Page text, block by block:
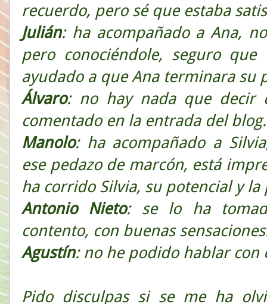
recuerdo, pero sé que estaba
Julián: ha acompañado a Ana,
pero conociéndole, seguro
ayudado a que Ana terminara su
Álvaro: no hay nada que decir
comentado en la entrada del blog.
Manolo: ha acompañado a
ese pedazo de marcón, está
ha corrido Silvia, su potencial y
Antonio
Nieto: se lo ha
contento, con buenas
Agustín: no he podido hablar con
Pido disculpas si se me ha